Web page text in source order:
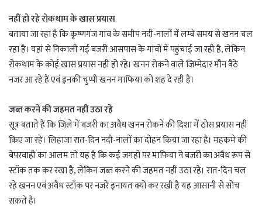
नहीं हो रहे रोकथाम के खास प्रयास
बताया जा रहा है कि कृष्णगंज गांव के समीप नदी-नालों में लम्बे समय से खनन चल
रहा है। यहां से निकाली गई बजरी आसपास के गांवों में पहुंचाई जा रही है, लेकिन
रोकथाम के कोई खास प्रयास नहीं हो रहे। खनन रोकने वाले जिम्मेदार मौन बैठे
नजर आ रहे हैं एवं इनकी चुप्पी खनन माफिया को शह दे रही है।
जब्त करने की जहमत नहीं उठा रहे
सूत्र बताते हैं कि जिले में बजरी का अवैध खनन रोकने की दिशा में ठोस प्रयास नहीं
किए जा रहे। लिहाजा रात-दिन नदी-नालों का दोहन किया जा रहा है। महकमे की
बेपरवाही का आलम तो यह है कि कई जगहों पर माफिया ने बजरी का अवैध रूप से
स्टॉक तक कर रखा है, लेकिन जब्त करने की जहमत नहीं उठा रहे। रात-दिन चल
रहे खनन एवं अवैध स्टॉक पर नजरें इनायत क्यों कर रखी है यह आसानी से सोच
सकते है।